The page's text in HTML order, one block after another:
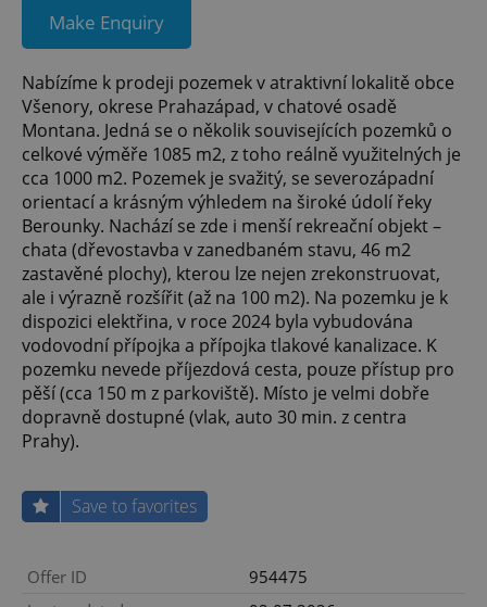
Make Enquiry
Nabízíme k prodeji pozemek v atraktivní lokalitě obce
Všenory, okrese Prahazápad, v chatové osadě
Montana. Jedná se o několik souvisejících pozemků o
celkové výměře 1085 m2, z toho reálně využitelných je
cca 1000 m2. Pozemek je svažitý, se severozápadní
orientací a krásným výhledem na široké údolí řeky
Berounky. Nachází se zde i menší rekreační objekt –
chata (dřevostavba v zanedbaném stavu, 46 m2
zastavěné plochy), kterou lze nejen zrekonstruovat,
ale i výrazně rozšířit (až na 100 m2). Na pozemku je k
dispozici elektřina, v roce 2024 byla vybudována
vodovodní přípojka a přípojka tlakové kanalizace. K
pozemku nevede příjezdová cesta, pouze přístup pro
pěší (cca 150 m z parkoviště). Místo je velmi dobře
dopravně dostupné (vlak, auto 30 min. z centra
Prahy).
Save to favorites
Offer ID
954475